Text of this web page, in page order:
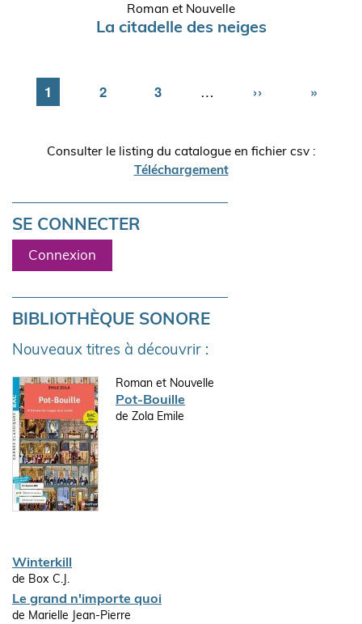
Roman et Nouvelle
La citadelle des neiges
Page
1 Page
2 Page
3 …
Page
›› »
Consulter le listing du catalogue en fichier csv :
Téléchargement
SE CONNECTER
Connexion
BIBLIOTHÈQUE SONORE
Nouveaux titres à découvrir :
Roman et Nouvelle
Pot-Bouille
de Zola Emile
Winterkill
de Box C.J.
Le grand n'importe quoi
de Marielle Jean-Pierre